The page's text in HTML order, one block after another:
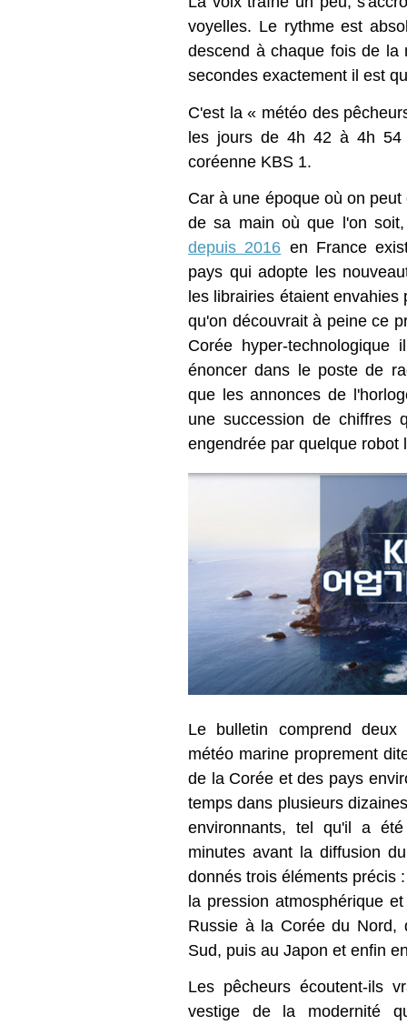
voyelles. Le rythme est
descend à chaque fois de la
secondes exactement il est
C'est la « météo des
les jours de 4h 42 à 4h 54
coréenne KBS 1.
Car à une époque où on
de sa main où que l'on
depuis 2016 en France
pays qui adopte les
les librairies étaient
qu'on découvrait à peine ce
Corée hyper-
énoncer dans le poste de
que les annonces de
une succession de chiffres
engendrée par quelque robot
Le bulletin comprend
météo marine proprement
de la Corée et des pays
temps dans plusieurs
environnants, tel qu'il a
minutes avant la diffusion
donnés trois éléments précis
la pression atmosphérique
Russie à la Corée du
Sud, puis au Japon et enfin
Les pêcheurs écoutent-ils
vestige de la modernité